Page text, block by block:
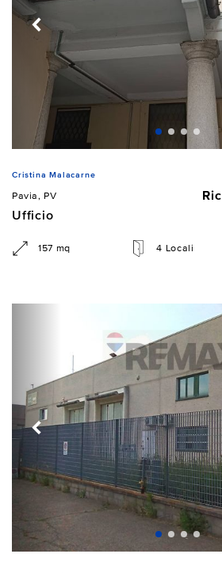
Cristina Malacarne
Pavia, PV
Ufficio
157 mq 4 Locali